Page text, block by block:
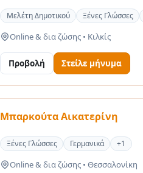
Μελέτη Δημοτικού Ξένες Γλώσσες
Online & δια ζώσης • Κιλκίς
Προβολή Στείλε μήνυμα
Μπαρκούτα Αικατερίνη
Ξένες Γλώσσες
Γερμανικά +1
Online & δια ζώσης • Θεσσαλονίκη